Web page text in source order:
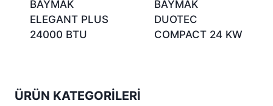
BAYMAK
ELEGANT PLUS
24000 BTU
BAYMAK
DUOTEC
COMPACT 24 KW
ÜRÜN KATEGORILERI